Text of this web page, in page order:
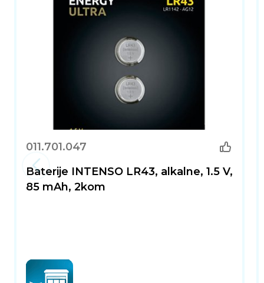
011.701.047
Baterije INTENSO LR43, alkalne, 1.5 V,
85 mAh, 2kom